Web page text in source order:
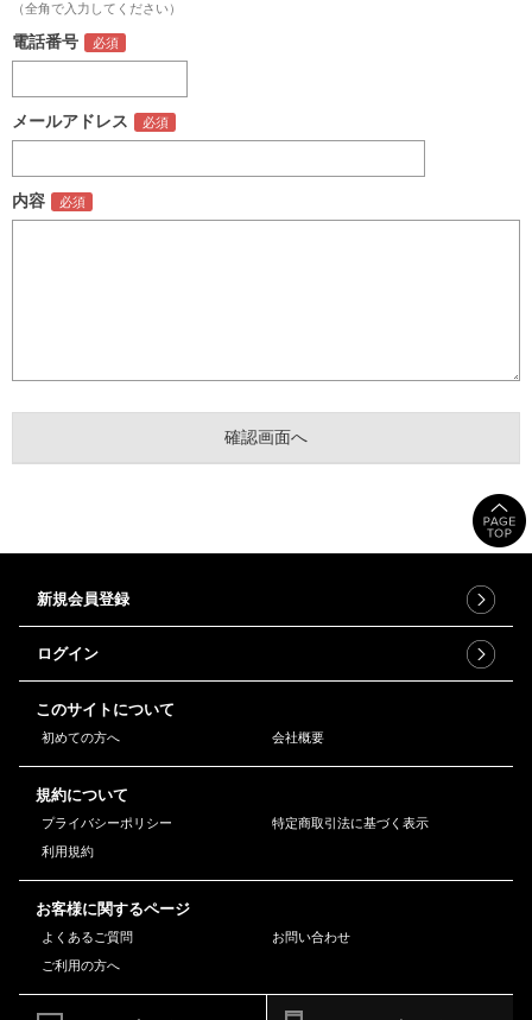
（全角で入力してください）
電話番号
メールアドレス
内容
新規会員登録
ログイン
このサイトについて
初めての方へ 会社概要
規約について
プライバシーポリシー
特定商取引法に基づく表示
利用規約
お客様に関するページ
よくあるご質問
お問い合わせ
ご利用の方へ